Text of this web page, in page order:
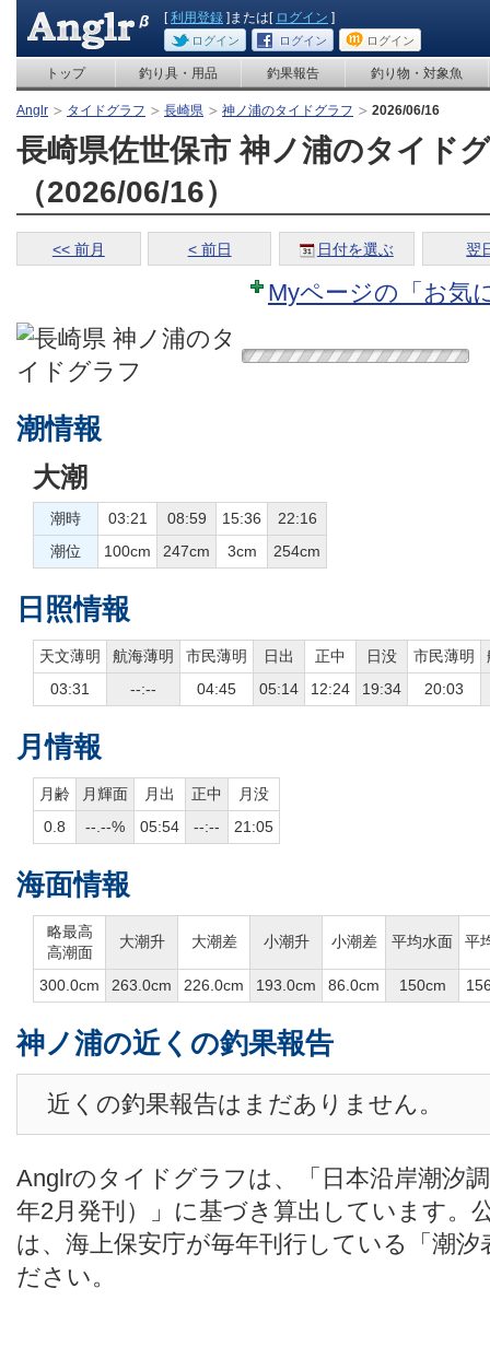
[利用登録 ]または[ ログイン ]
ログイン ログイン ログイン
トップ 釣り具・用品 釣果報告 釣り物・対象魚
Anglr タイドグラフ 長崎県 神ノ浦のタイドグラフ 2026/06/16
長崎県佐世保市 神ノ浦のタイド
（2026/06/16）
<< 前月 < 前日 日付を選ぶ 翌
Myページの「お気
潮情報
大潮
潮時 03:21 08:59 15:36
22:16
潮位
100cm 247cm 3cm 254cm
日照情報
天文薄明 航海薄明 市民薄明 日出 正中 日没 市民薄明
03:31
--:-- 04:45 05:14 12:24 19:34 20:03
月情報
月齢 月輝面 月出 正中
月没
0.8
--.--% 05:54 --:-- 21:05
海面情報
略最高
高潮面
大潮升 大潮差 小潮升 小潮差 平均水面 平
300.0cm 263.0cm 226.0cm 193.0cm 86.0cm 150cm
神ノ浦の近くの釣果報告
近くの釣果報告はまだありません。
Anglrのタイドグラフは、「日本沿岸潮汐
年2月発刊）」に基づき算出しています。
は、海上保安庁が毎年刊行している「潮
ださい。